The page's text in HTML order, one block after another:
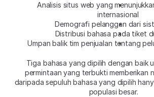
Analisis situs web yang
internasional
Demografi pelanggan dari
Distribusi bahasa pada tiket
Umpan balik tim penjualan tentang
Tiga bahasa yang dipilih dengan baik
permintaan yang terbukti memberikan
daripada sepuluh bahasa yang dipilih
populasi besar.